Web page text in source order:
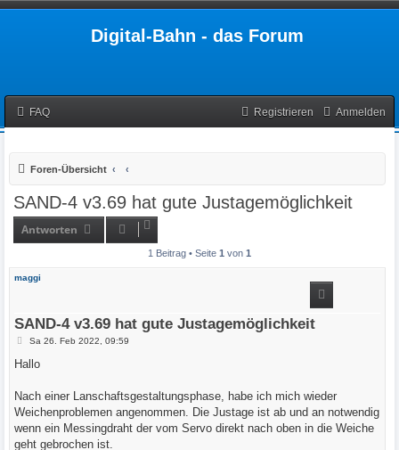
Digital-Bahn - das Forum
FAQ Anmelden
Registrieren
Foren-Übersicht
SAND-4 v3.69 hat gute Justagemöglichkeit
Antworten
1 Beitrag • Seite 1 von 1
maggi
SAND-4 v3.69 hat gute Justagemöglichkeit
B
i
a
Sa 26. Feb 2022, 09:59
Hallo
Nach einer Lanschaftsgestaltungsphase, habe ich mich wieder
Weichenproblemen angenommen. Die Justage ist ab und an notwendig
wenn ein Messingdraht der vom Servo direkt nach oben in die Weiche
geht gebrochen ist.